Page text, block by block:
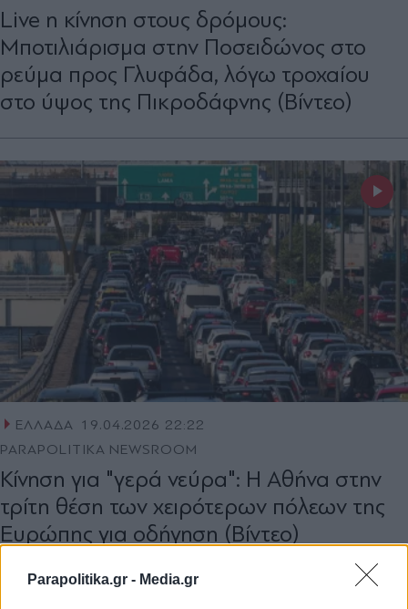
Parapolitika.gr - Media.gr
Live η κίνηση στους δρόμους:
Μποτιλιάρισμα στην Ποσειδώνoς στο
ρεύμα προς Γλυφάδα, λόγω τροχαίου
στο ύψος της Πικροδάφνης (Βίντεο)
ΕΛΛΑΔΑ 19.04.2026 22:22
PARAPOLITIKA NEWSROOM
Κίνηση για "γερά νεύρα": H Αθήνα στην
τρίτη θέση των χειρότερων πόλεων της
Ευρώπης για οδήγηση (Bίντεο)